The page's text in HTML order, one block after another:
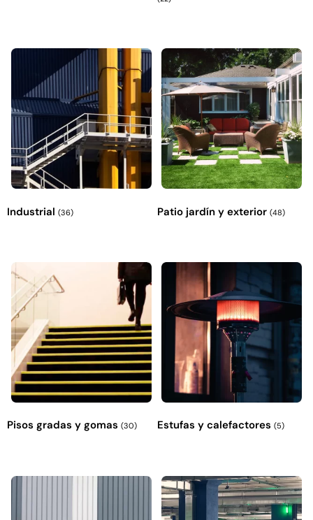
Industrial (36) Patio jardín y exterior (48)
Pisos gradas y gomas (30) Estufas y calefactores (5)